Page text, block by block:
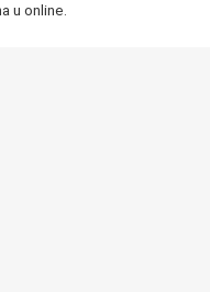
u online.